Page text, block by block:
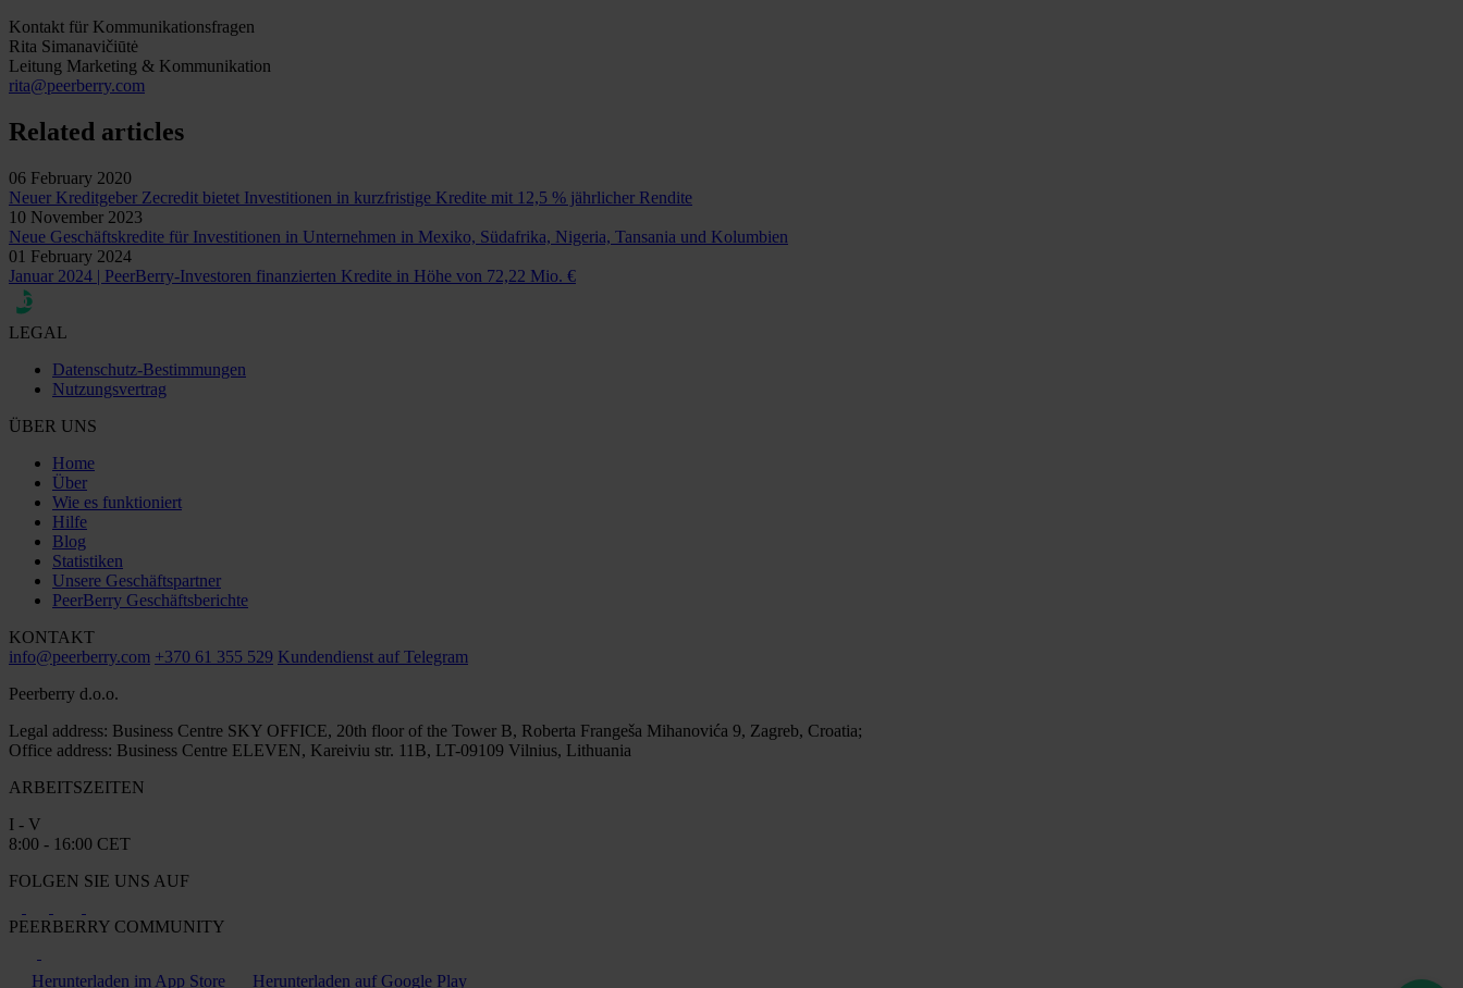
Kontakt für Kommunikationsfragen
Rita Simanavičiūtė
Leitung Marketing & Kommunikation
rita@peerberry.com
Related articles
06 February 2020
Neuer Kreditgeber Zecredit bietet Investitionen in kurzfristige Kredite mit 12,5 % jährlicher Rendite
10 November 2023
Neue Geschäftskredite für Investitionen in Unternehmen in Mexiko, Südafrika, Nigeria, Tansania und Kolumbien
01 February 2024
Januar 2024 | PeerBerry-Investoren finanzierten Kredite in Höhe von 72,22 Mio. €
LEGAL
Datenschutz-Bestimmungen
Nutzungsvertrag
ÜBER UNS
Home
Über
Wie es funktioniert
Hilfe
Blog
Statistiken
Unsere Geschäftspartner
PeerBerry Geschäftsberichte
KONTAKT
info@peerberry.com +370 61 355 529 Kundendienst auf Telegram
Peerberry d.o.o.
Legal address: Business Centre SKY OFFICE, 20th floor of the Tower B, Roberta Frangeša Mihanovića 9, Zagreb, Croatia;
Office address: Business Centre ELEVEN, Kareiviu str. 11B, LT-09109 Vilnius, Lithuania
ARBEITSZEITEN
I - V
8:00 - 16:00 CET
FOLGEN SIE UNS AUF
PEERBERRY COMMUNITY
Herunterladen im App Store Herunterladen auf Google Play